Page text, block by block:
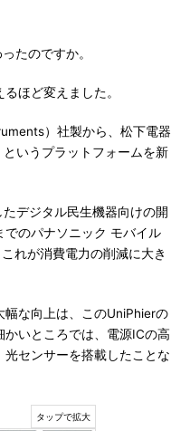
たのですか。
ほど変えました。
）社製から、松下電器
というプラットフォームを新
デジタル民生機器向けの開
のパナソニック モバイル
れが消費電力の削減に大き
な向上は、このUniPhierの
いところでは、電源ICの高
センサーを搭載したことな